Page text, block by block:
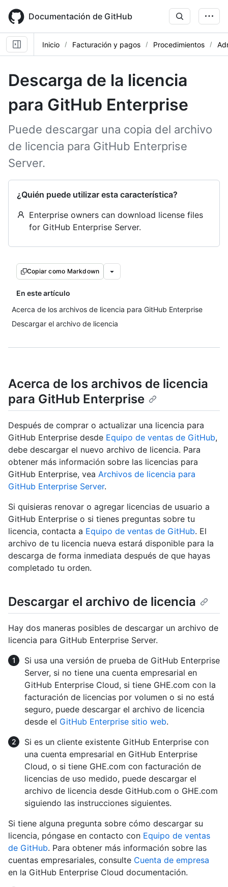
main
content
Documentación de GitHub
Inicio Facturación y pagos Procedimientos
Descarga de la licencia
para GitHub Enterprise
Puede descargar una copia del archivo
de licencia para GitHub Enterprise
Server.
¿Quién puede utilizar esta característica?
Enterprise owners can download license files
for GitHub Enterprise Server.
Copiar como Markdown
En este artículo
Acerca de los archivos de licencia para GitHub Enterprise
Descargar el archivo de licencia
Acerca de los archivos de licencia
para GitHub Enterprise
Después de comprar o actualizar una licencia para
GitHub Enterprise desde Equipo de ventas de GitHub,
debe descargar el nuevo archivo de licencia. Para
obtener más información sobre las licencias para
GitHub Enterprise, vea Archivos de licencia para
GitHub Enterprise Server.
Si quisieras renovar o agregar licencias de usuario a
GitHub Enterprise o si tienes preguntas sobre tu
licencia, contacta a Equipo de ventas de GitHub. El
archivo de tu licencia nueva estará disponible para la
descarga de forma inmediata después de que hayas
completado tu orden.
Descargar el archivo de licencia
Hay dos maneras posibles de descargar un archivo de
licencia para GitHub Enterprise Server.
Si usa una versión de prueba de GitHub Enterprise
Server, si no tiene una cuenta empresarial en
GitHub Enterprise Cloud, si tiene GHE.com con la
facturación de licencias por volumen o si no está
seguro, puede descargar el archivo de licencia
desde el GitHub Enterprise sitio web.
Si es un cliente existente GitHub Enterprise con
una cuenta empresarial en GitHub Enterprise
Cloud, o si tiene GHE.com con facturación de
licencias de uso medido, puede descargar el
archivo de licencia desde GitHub.com o GHE.com
siguiendo las instrucciones siguientes.
Si tiene alguna pregunta sobre cómo descargar su
licencia, póngase en contacto con Equipo de ventas
de GitHub. Para obtener más información sobre las
cuentas empresariales, consulte Cuenta de empresa
en la GitHub Enterprise Cloud documentación.